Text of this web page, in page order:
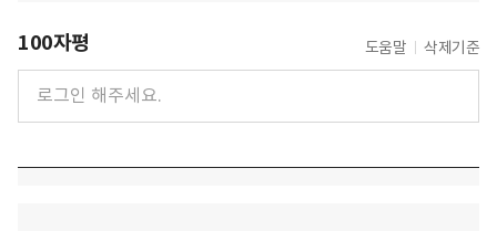
100자평 도움말 삭제기준